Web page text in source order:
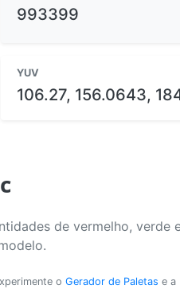
993399
YUV
106.27, 156.0643,
de vermelho, verde
o Gerador de Paletas e a